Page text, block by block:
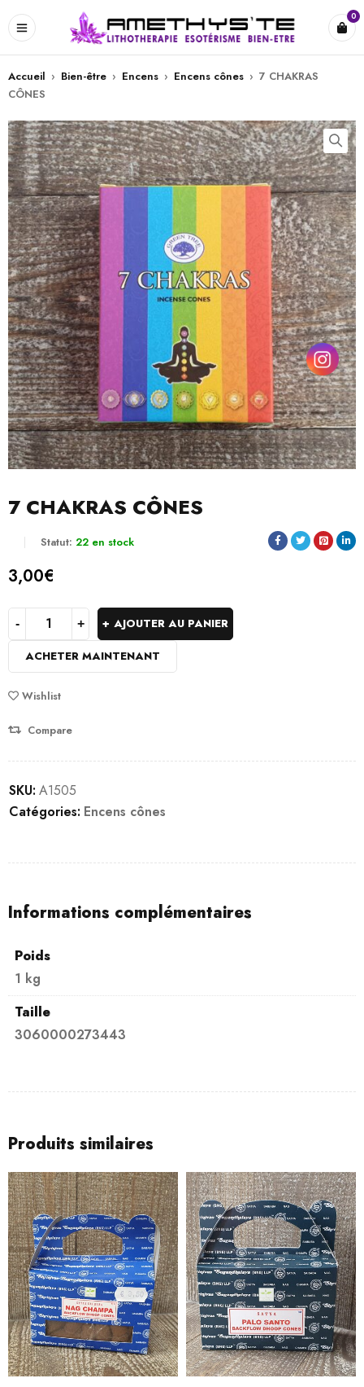
0
Accueil › Bien-être › Encens › Encens cônes › 7 CHAKRAS
CÔNES
7 CHAKRAS CÔNES
Statut: 22 en stock
3,00€
AJOUTER AU PANIER
ACHETER MAINTENANT
Wishlist
Compare
SKU: A1505
Catégories: Encens cônes
Informations complémentaires
Poids
1 kg
Taille
3060000273443
Produits similaires